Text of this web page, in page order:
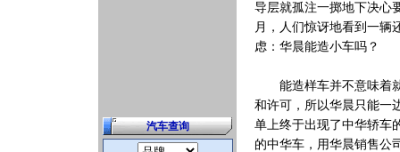
汽车查询
导层就孤注一掷地下决心
月，人们惊讶地看到一辆
虑：华晨能造小车吗？
能造样车并不意味着就
和许可，所以华晨只能一
单上终于出现了中华轿车
的中华车，用华晨销售公